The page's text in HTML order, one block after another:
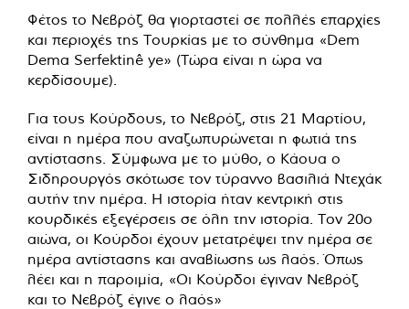
Φέτος το Νεβρόζ θα γιορταστεί σε πολλές επαρχίες
και περιοχές της Τουρκίας με το σύνθημα «Dem
Dema Serfektinê ye» (Τώρα είναι η ώρα να
κερδίσουμε).
Για τους Κούρδους, το Νεβρόζ, στις 21 Μαρτίου,
είναι η ημέρα που αναζωπυρώνεται η φωτιά της
αντίστασης. Σύμφωνα με το μύθο, ο Κάουα ο
Σιδηρουργός σκότωσε τον τύραννο βασιλιά Ντεχάκ
αυτήν την ημέρα. Η ιστορία ήταν κεντρική στις
κουρδικές εξεγέρσεις σε όλη την ιστορία. Τον 20ο
αιώνα, οι Κούρδοι έχουν μετατρέψει την ημέρα σε
ημέρα αντίστασης και αναβίωσης ως λαός. Όπως
λέει και η παροιμία, «Οι Κούρδοι έγιναν Νεβρόζ
και το Νεβρόζ έγινε ο λαός»